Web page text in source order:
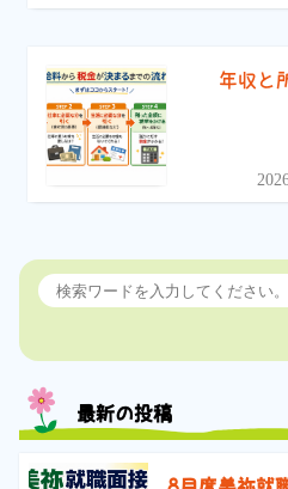
年収と
最新の投稿